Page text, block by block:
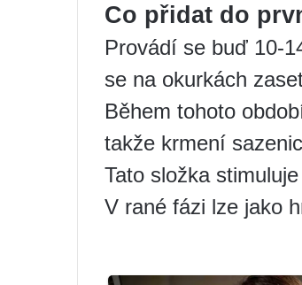
Co přidat do
Provádí se buď 10-
se na okurkách
Během tohoto
takže krmení
Tato složka
V rané fázi lze jako